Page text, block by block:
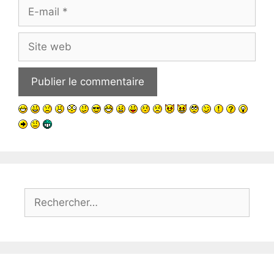
Site
web
Rechercher :